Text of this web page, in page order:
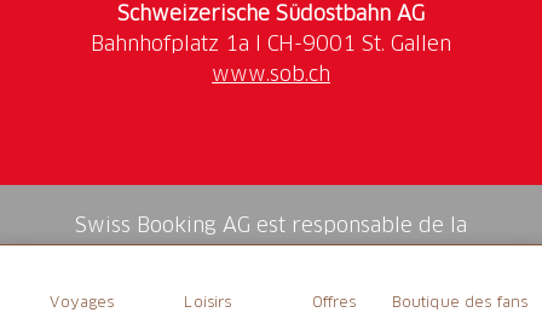
Voyages Loisirs Offres Boutique des fans
Schweizerische Südostbahn AG
www.sob.ch
Swiss Booking AG est responsable de la